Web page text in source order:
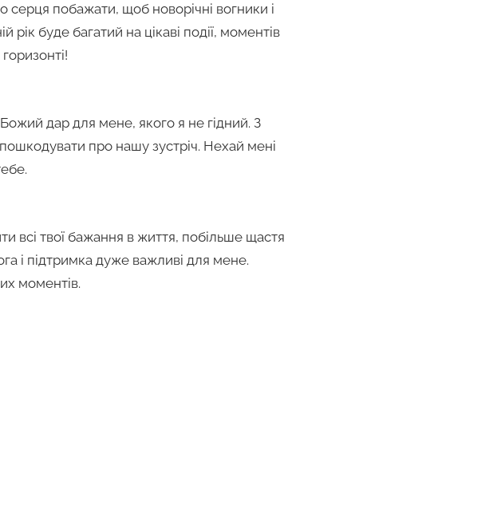
побажати, щоб новорічні вогники і
рік буде багатий на цікаві події, моментів
дар для мене, якого я не гідний. З
про нашу зустріч. Нехай мені
всі твої бажання в життя, побільше щастя
і підтримка дуже важливі для мене.
моментів.